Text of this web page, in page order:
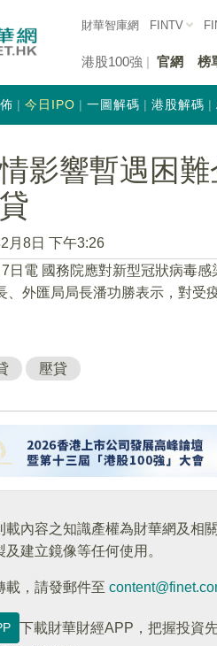
財華智庫網 FINTV
港股100強 官網 榜
今日IPO 一圖解碼 港股解碼
影響暫遇困
月8日 下午3:26
日電 國務院應對新型冠狀病毒
、外匯局局長潘功勝表示，對
壓貸
載內容之知識產權為財華網及相
及建立鏡像等任何使用。
載，請發郵件至
下載財華財經APP，把握投資